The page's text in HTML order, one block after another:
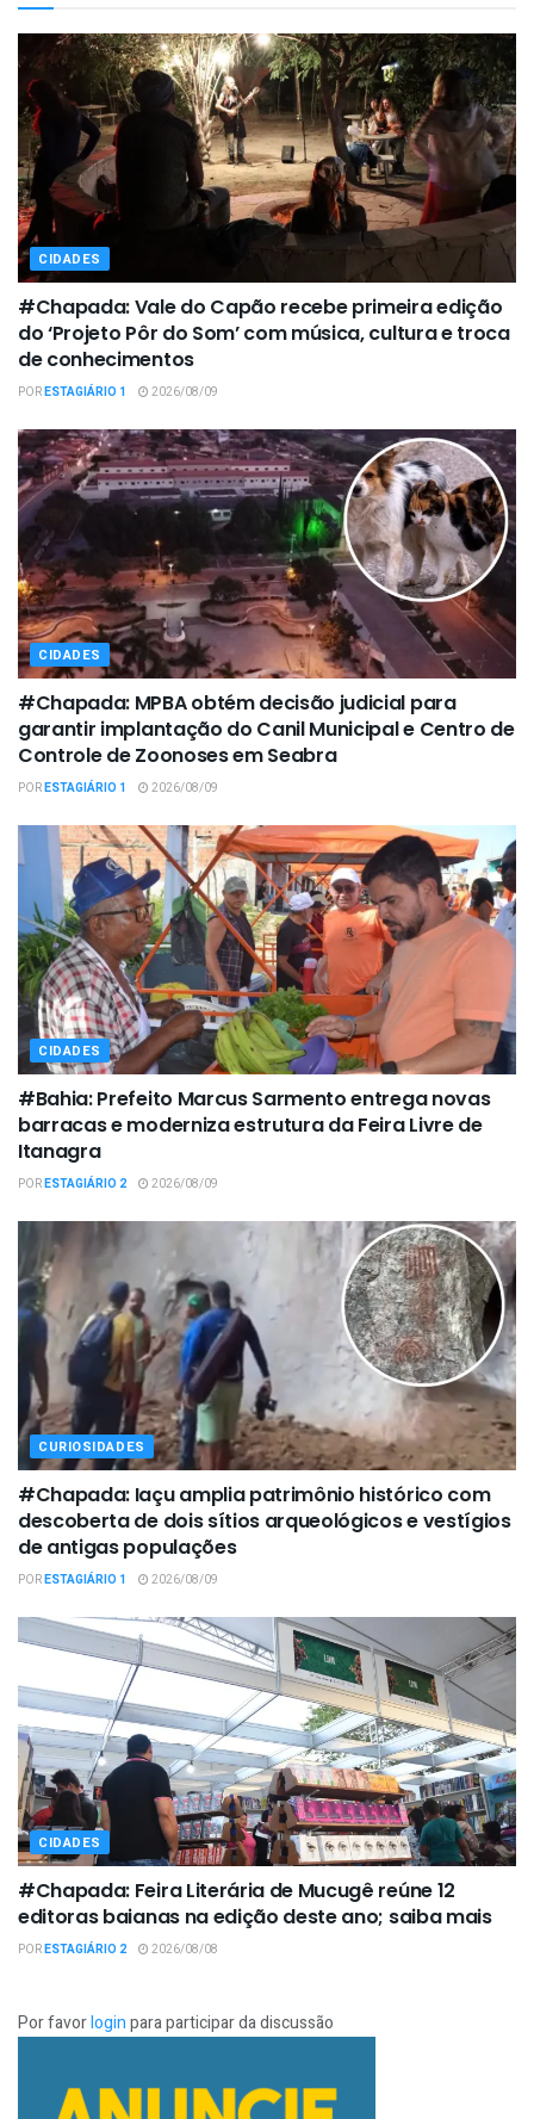
CIDADES
#Chapada: Vale do Capão recebe primeira edição
do ‘Projeto Pôr do Som’ com música, cultura e troca
de conhecimentos
PORESTAGIÁRIO 1 2026/08/09
CIDADES
#Chapada: MPBA obtém decisão judicial para
garantir implantação do Canil Municipal e Centro de
Controle de Zoonoses em Seabra
PORESTAGIÁRIO 1 2026/08/09
CIDADES
#Bahia: Prefeito Marcus Sarmento entrega novas
barracas e moderniza estrutura da Feira Livre de
Itanagra
PORESTAGIÁRIO 2 2026/08/09
CURIOSIDADES
#Chapada: Iaçu amplia patrimônio histórico com
descoberta de dois sítios arqueológicos e vestígios
de antigas populações
PORESTAGIÁRIO 1 2026/08/09
CIDADES
#Chapada: Feira Literária de Mucugê reúne 12
editoras baianas na edição deste ano; saiba mais
PORESTAGIÁRIO 2 2026/08/08
Por favorloginpara participar da discussão